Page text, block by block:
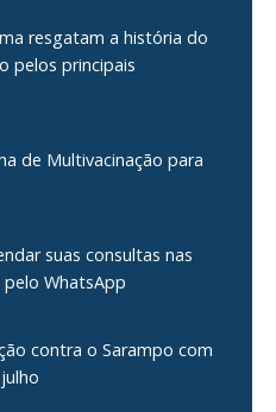
resgatam a história do
pelos principais
de Multivacinação para
suas consultas nas
pelo WhatsApp
contra o Sarampo com